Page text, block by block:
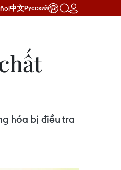
中文Русский
hóa bị điều tra